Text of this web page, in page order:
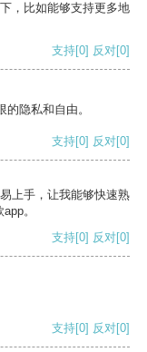
，比如能够支持更多地
支持[0] 反对[0]
隐私和自由。
支持[0] 反对[0]
上手，让我能够快速熟
。
支持[0] 反对[0]
支持[0] 反对[0]